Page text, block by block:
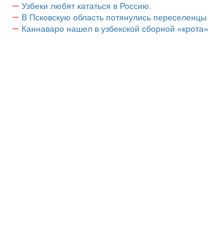
Узбеки любят кататься в Россию.
В Псковскую область потянулись переселенцы
Каннаваро нашел в узбекской сборной «крота».